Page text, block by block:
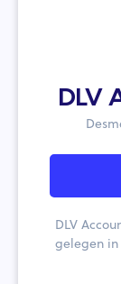
DLV
DLV
gelegen